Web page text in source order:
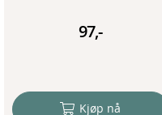
97,-
Kjøp nå